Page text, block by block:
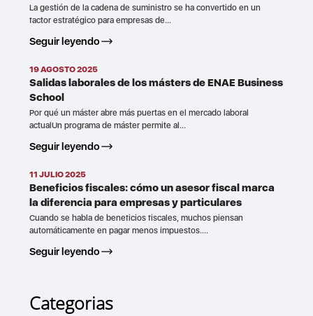
La gestión de la cadena de suministro se ha convertido en un
factor estratégico para empresas de...
Seguir leyendo
19 AGOSTO 2025
Salidas laborales de los másters de ENAE Business
School
Por qué un máster abre más puertas en el mercado laboral
actualUn programa de máster permite al...
Seguir leyendo
11 JULIO 2025
Beneficios fiscales: cómo un asesor fiscal marca
la diferencia para empresas y particulares
Cuando se habla de beneficios fiscales, muchos piensan
automáticamente en pagar menos impuestos....
Seguir leyendo
Categorias